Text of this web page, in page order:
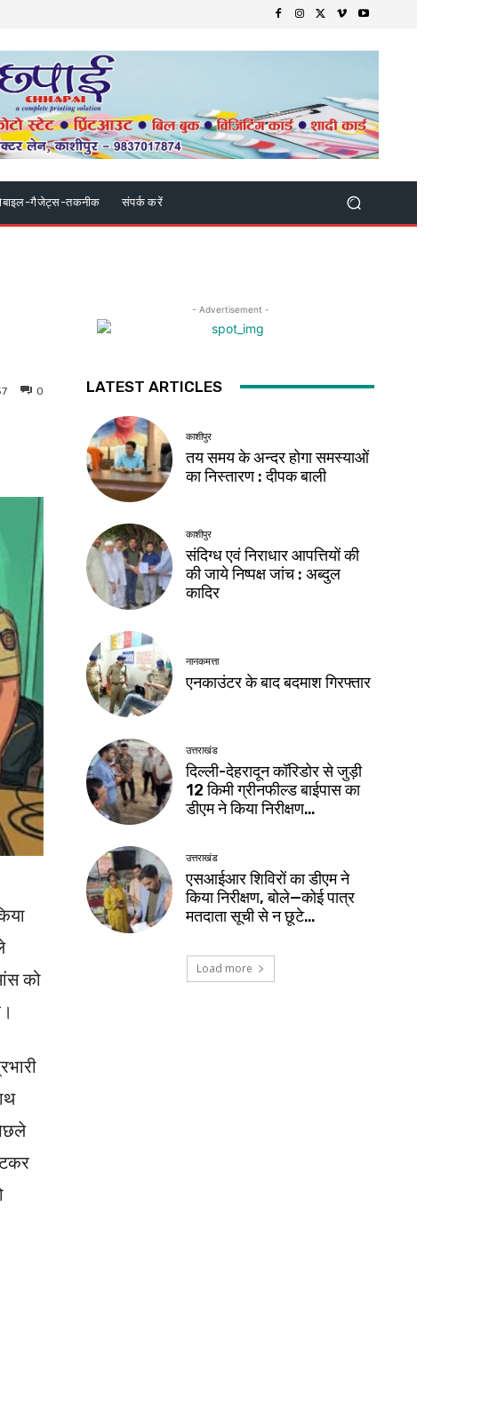
गैजेट्स-तकनीक संपर्क करें
0
को
- Advertisement -
LATEST ARTICLES
काशीपुर
तय समय के अन्दर होगा समस्याओं
का निस्तारण : दीपक बाली
काशीपुर
संदिग्ध एवं निराधार आपत्तियों की
की जाये निष्पक्ष जांच : अब्दुल
कादिर
नानकमत्ता
एनकाउंटर के बाद बदमाश गिरफ्तार
उत्तराखंड
दिल्ली-देहरादून कॉरिडोर से जुड़ी
12 किमी ग्रीनफील्ड बाईपास का
डीएम ने किया निरीक्षण…
उत्तराखंड
एसआईआर शिविरों का डीएम ने
किया निरीक्षण, बोले—कोई पात्र
मतदाता सूची से न छूटे…
Load more